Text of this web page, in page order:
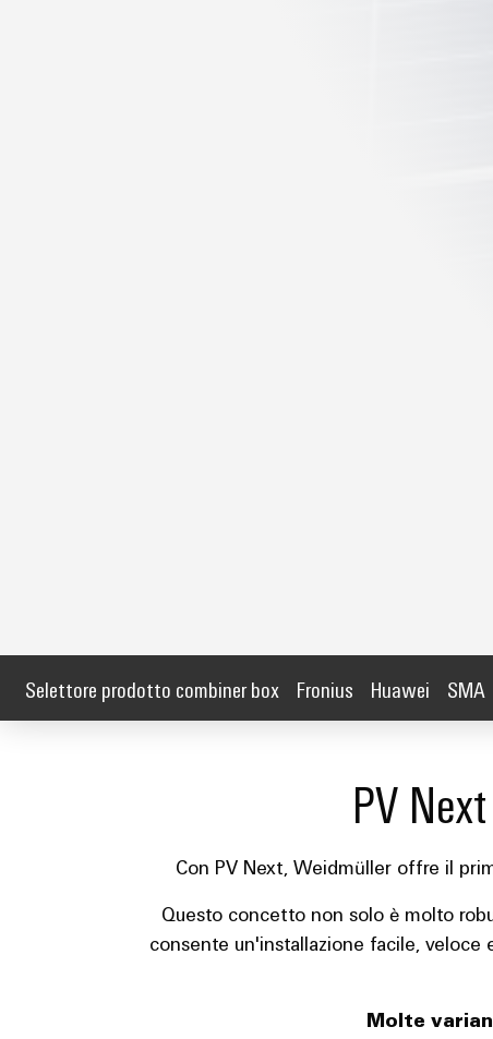
Selettore prodotto combiner box Fronius Huawei SMA
PV
Con PV Next, Weidmüller offre il
Questo concetto non solo è molto
consente un'installazione facile, veloce
Molte